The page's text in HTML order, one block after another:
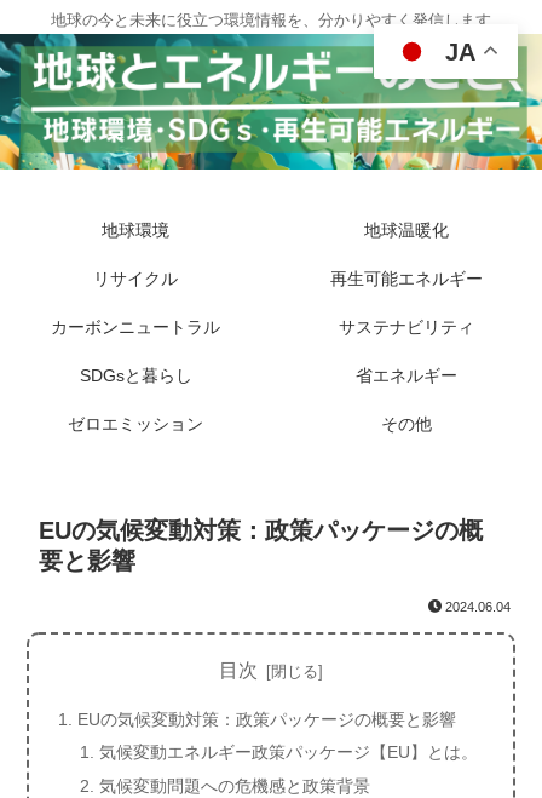
地球の今と未来に役立つ環境情報を、分かりやすく発信します
地球環境 地球温暖化
リサイクル 再生可能エネルギー
カーボンニュートラル サステナビリティ
SDGsと暮らし 省エネルギー
ゼロエミッション その他
EUの気候変動対策：政策パッケージの概
要と影響
2024.06.04
目次
EUの気候変動対策：政策パッケージの概要と影響
気候変動エネルギー政策パッケージ【EU】とは。
気候変動問題への危機感と政策背景
JA